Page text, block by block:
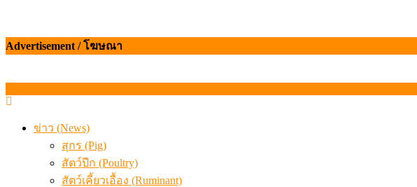
Advertisement / โฆษณา
ข่าว (News)
สุกร (Pig)
สัตว์ปีก (Poultry)
สัตว์เคี้ยวเอื้อง (Ruminant)